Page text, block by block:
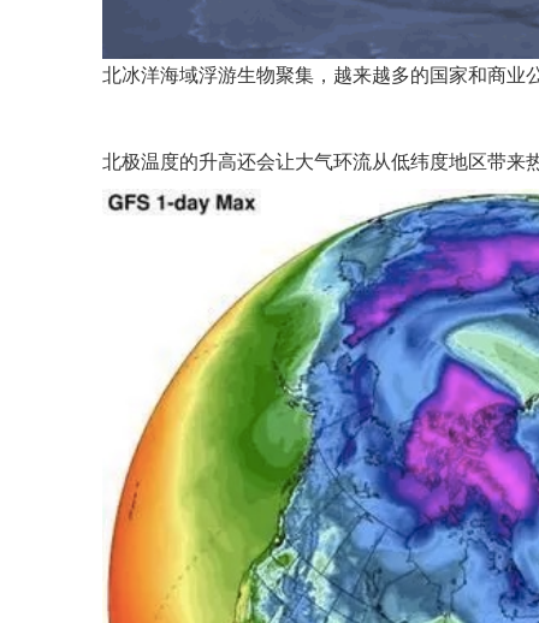
北冰洋海域浮游生物聚集，越来越多的国家和商业
北极温度的升高还会让大气环流从低纬度地区带来